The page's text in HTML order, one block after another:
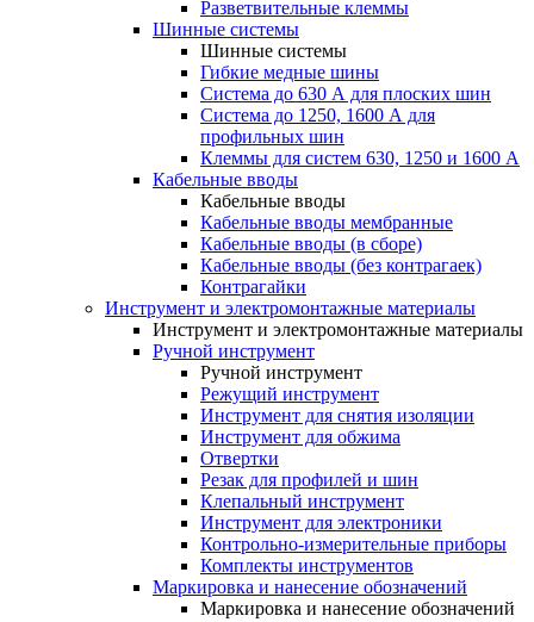
Разветвительные клеммы
Шинные системы
Шинные системы
Гибкие медные шины
Система до 630 А для плоских шин
Система до 1250, 1600 А для
профильных шин
Клеммы для систем 630, 1250 и 1600 А
Кабельные вводы
Кабельные вводы
Кабельные вводы мембранные
Кабельные вводы (в сборе)
Кабельные вводы (без контрагаек)
Контрагайки
Инструмент и электромонтажные материалы
Инструмент и электромонтажные материалы
Ручной инструмент
Ручной инструмент
Режущий инструмент
Инструмент для снятия изоляции
Инструмент для обжима
Отвертки
Резак для профилей и шин
Клепальный инструмент
Инструмент для электроники
Контрольно-измерительные приборы
Комплекты инструментов
Маркировка и нанесение обозначений
Маркировка и нанесение обозначений